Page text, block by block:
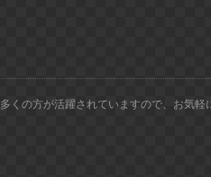
の方が活躍されていますので、お気軽